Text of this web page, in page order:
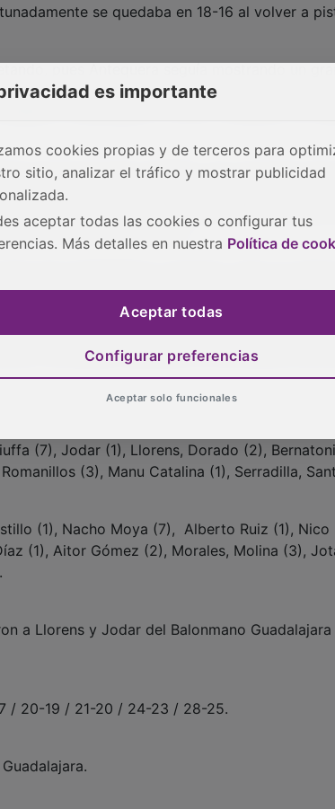
se quedaba en 18-16 al volver a
pues Antequera seguía mostrando un
el empate 19-19 en el 43:18 con un penalti
a Guadalajara a volver a empezar su
Llorens-Dorado-Catalina, muy acertado este
rápido, hasta que, en el minuto 49:00,
dar instrucciones específicas a sus
al final del encuentro.
dos potentísimos conjuntos, tanto en
desde el extremo derecho de Guadalajara
el central y, como antaño, la moneda podría
sido merecedores de ello, pero
se llevaba finalmente los dos puntos de la
(7), Jodar (1), Llorens, Dorado (2),
(3), Manu Catalina (1), Serradilla,
(1), Nacho Moya (7), Alberto Ruiz (1), Nico
(1), Aitor Gómez (2), Morales, Molina (3),
a Llorens y Jodar del Balonmano
/ 20-19 / 21-20 / 24-23 / 28-25.
es importante
cookies propias y de terceros para
sitio, analizar el tráfico y mostrar publicidad
aceptar todas las cookies o configurar tus
Más detalles en nuestra Política de
Aceptar todas
Configurar preferencias
Aceptar solo funcionales